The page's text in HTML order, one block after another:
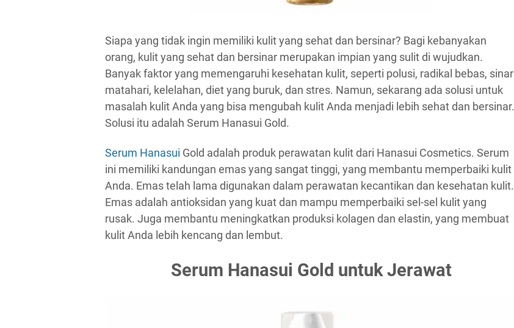
Siapa yang tidak ingin memiliki kulit yang sehat dan bersinar? Bagi kebanyakan
orang, kulit yang sehat dan bersinar merupakan impian yang sulit di wujudkan.
Banyak faktor yang memengaruhi kesehatan kulit, seperti polusi, radikal bebas, sinar
matahari, kelelahan, diet yang buruk, dan stres. Namun, sekarang ada solusi untuk
masalah kulit Anda yang bisa mengubah kulit Anda menjadi lebih sehat dan bersinar.
Solusi itu adalah Serum Hanasui Gold.
Serum Hanasui Gold adalah produk perawatan kulit dari Hanasui Cosmetics. Serum
ini memiliki kandungan emas yang sangat tinggi, yang membantu memperbaiki kulit
Anda. Emas telah lama digunakan dalam perawatan kecantikan dan kesehatan kulit.
Emas adalah antioksidan yang kuat dan mampu memperbaiki sel-sel kulit yang
rusak. Juga membantu meningkatkan produksi kolagen dan elastin, yang membuat
kulit Anda lebih kencang dan lembut.
Serum Hanasui Gold untuk Jerawat